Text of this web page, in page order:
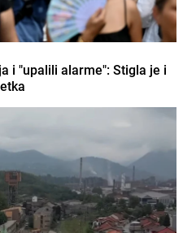
i "upalili alarme": Stigla je i